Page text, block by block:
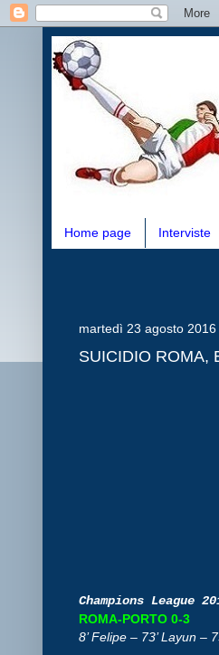
Home page Interviste
martedì 23 agosto 2016
SUICIDIO ROMA,
Champions League
ROMA-PORTO 0-3
8’ Felipe – 73’ Layun –